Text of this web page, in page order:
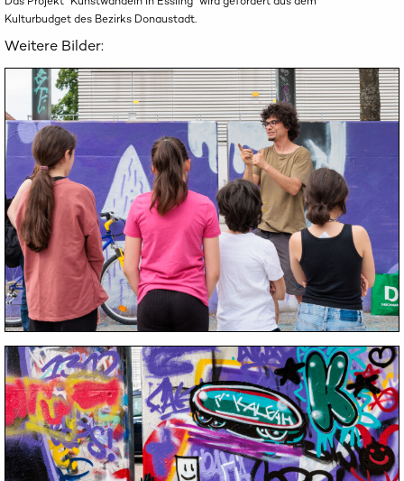
Kulturbudget des Bezirks Donaustadt.
Weitere Bilder: